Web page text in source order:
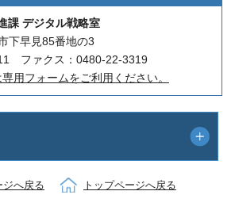
課 デジタル戦略室
下早見85番地の3
ファクス：0480-22-3319
用フォームをご利用ください。
ジへ戻る トップページへ戻る